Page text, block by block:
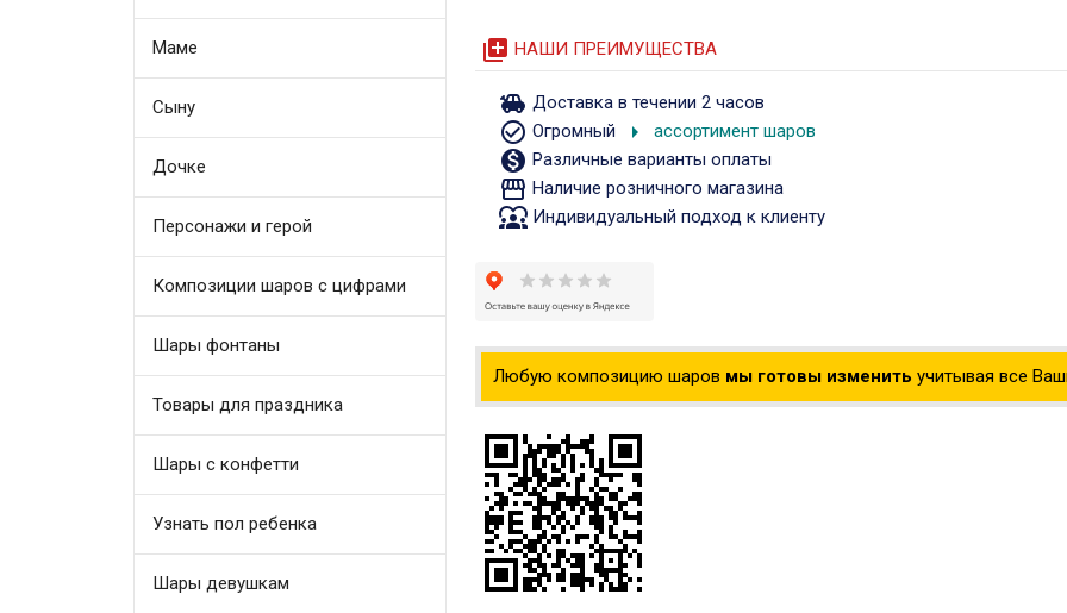
Маме
Сыну
Дочке
Персонажи и герой
Композиции шаров с цифрами
Шары фонтаны
Товары для праздника
Шары с конфетти
Узнать пол ребенка
Шары девушкам
queue НАШИ ПРЕИМУЩЕСТВА
toys Доставка в течении 2 часов
check_circle_outline Огромный arrow_right ассортимент шаров
monetization_on Различные варианты оплаты
storefront Наличие розничного магазина
diversity_1Индивидуальный подход к клиенту
Любую композицию шаров мы готовы изменить учитывая все